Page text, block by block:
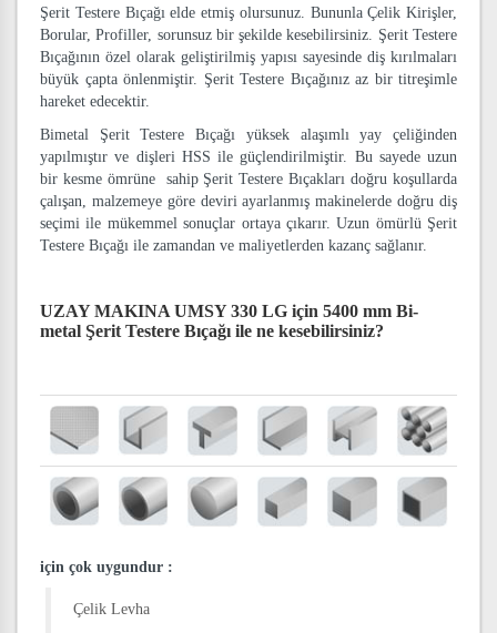
Şerit Testere Bıçağı elde etmiş olursunuz. Bununla Çelik Kirişler,
Borular, Profiller, sorunsuz bir şekilde kesebilirsiniz. Şerit Testere
Bıçağının özel olarak geliştirilmiş yapısı sayesinde diş kırılmaları
büyük çapta önlenmiştir. Şerit Testere Bıçağınız az bir titreşimle
hareket edecektir.
Bimetal Şerit Testere Bıçağı yüksek alaşımlı yay çeliğinden
yapılmıştır ve dişleri HSS ile güçlendirilmiştir. Bu sayede uzun
bir kesme ömrüne sahip Şerit Testere Bıçakları doğru koşullarda
çalışan, malzemeye göre deviri ayarlanmış makinelerde doğru diş
seçimi ile mükemmel sonuçlar ortaya çıkarır. Uzun ömürlü Şerit
Testere Bıçağı ile zamandan ve maliyetlerden kazanç sağlanır.
UZAY MAKINA UMSY 330 LG için 5400 mm Bi-
metal Şerit Testere Bıçağı ile ne kesebilirsiniz?
için çok uygundur :
Çelik Levha